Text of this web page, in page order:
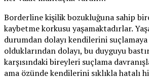
Borderline kişilik bozukluğuna sahip
kaybetme korkusu yaşamaktadırlar.
durumdan dolayı kendilerini
olduklarından dolayı, bu duyguyu
karşısındaki bireyleri suçlama
ama özünde kendilerini sıklıkla hatalı